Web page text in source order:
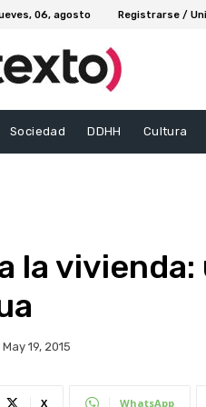
06, agosto Registrarse /
Sociedad DDHH Cultura
la
May 19, 2015
X WhatsApp